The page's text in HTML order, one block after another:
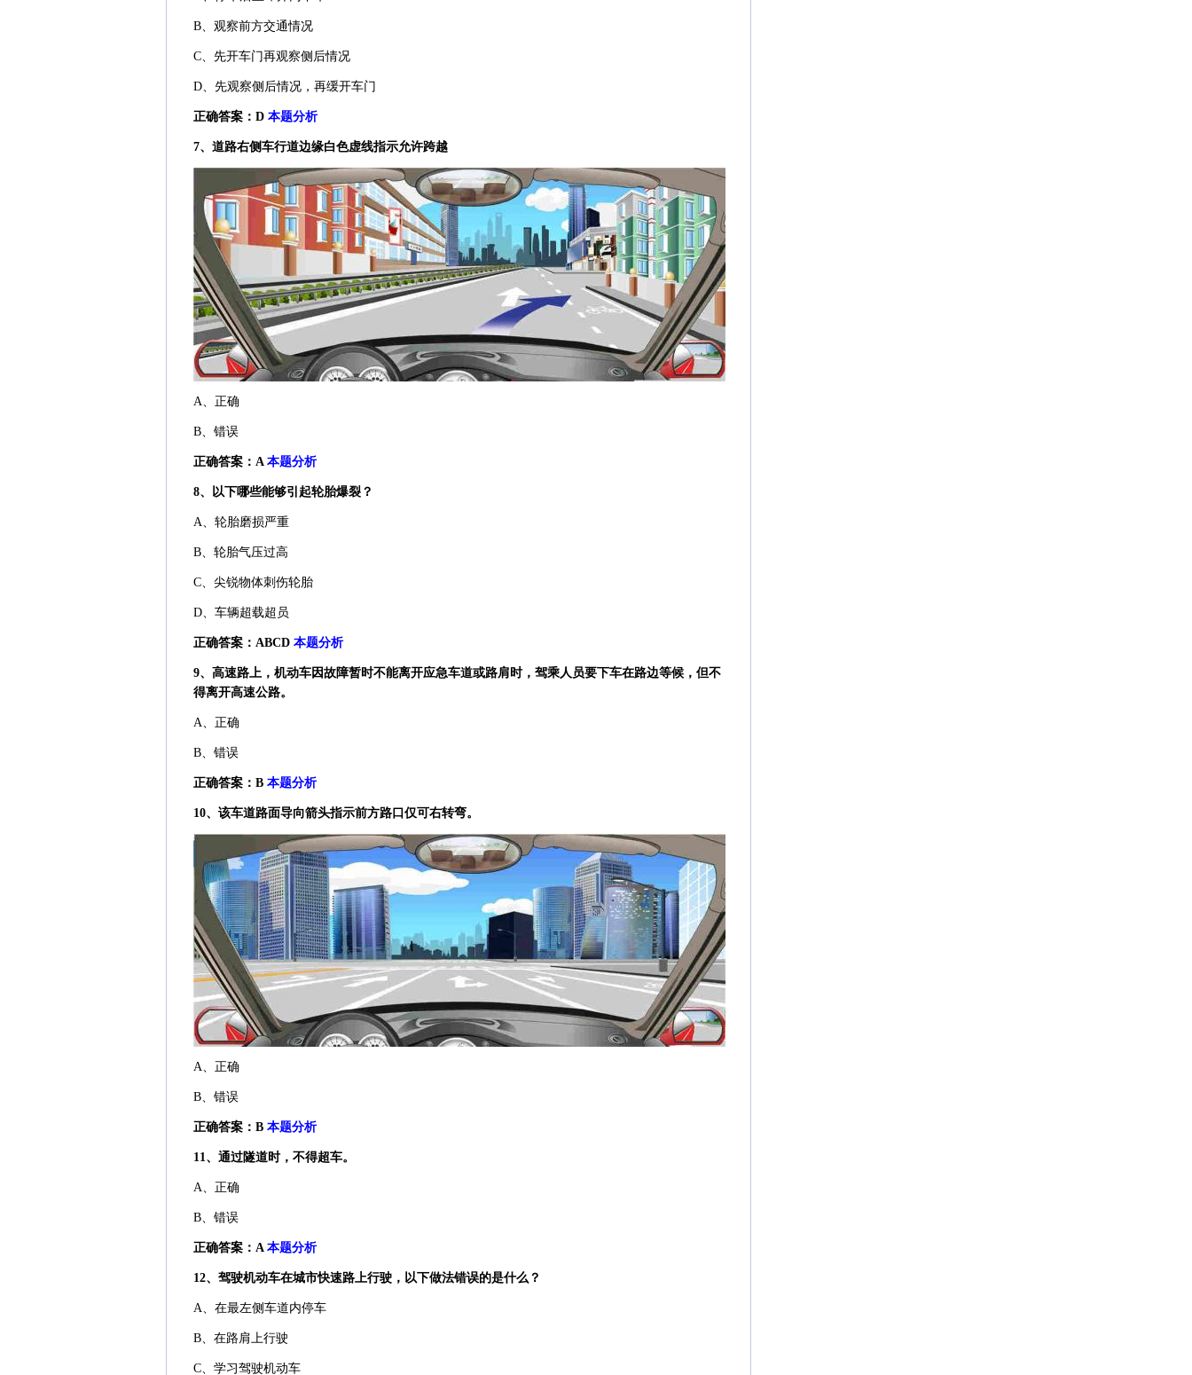
B、观察前方交通情况
C、先开车门再观察侧后情况
D、先观察侧后情况，再缓开车门
正确答案：D 本题分析
7、道路右侧车行道边缘白色虚线指示允许跨越
A、正确
B、错误
正确答案：A 本题分析
8、以下哪些能够引起轮胎爆裂？
A、轮胎磨损严重
B、轮胎气压过高
C、尖锐物体刺伤轮胎
D、车辆超载超员
正确答案：ABCD 本题分析
9、高速路上，机动车因故障暂时不能离开应急车道或路肩时，驾乘人员要下车在路边等候，但不
得离开高速公路。
A、正确
B、错误
正确答案：B 本题分析
10、该车道路面导向箭头指示前方路口仅可右转弯。
A、正确
B、错误
正确答案：B 本题分析
11、通过隧道时，不得超车。
A、正确
B、错误
正确答案：A 本题分析
12、驾驶机动车在城市快速路上行驶，以下做法错误的是什么？
A、在最左侧车道内停车
B、在路肩上行驶
C、学习驾驶机动车